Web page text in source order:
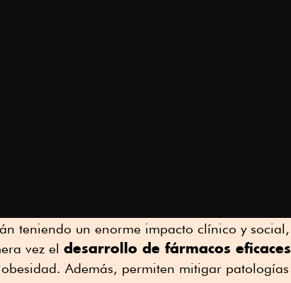
teniendo un enorme impacto clínico y social,
vez el desarrollo de fármacos eficaces
Además, permiten mitigar patologías